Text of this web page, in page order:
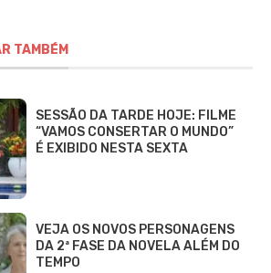
TAMBÉM
SESSÃO DA TARDE HOJE: FILME
“VAMOS CONSERTAR O MUNDO”
É EXIBIDO NESTA SEXTA
VEJA OS NOVOS PERSONAGENS
DA 2ª FASE DA NOVELA ALÉM DO
TEMPO